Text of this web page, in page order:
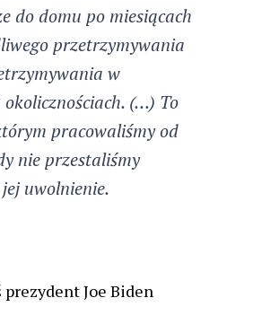
do domu po miesiącach
przetrzymywania
w
okolicznościach. (…) To
pracowaliśmy od
nie przestaliśmy
uwolnienie.
Joe Biden